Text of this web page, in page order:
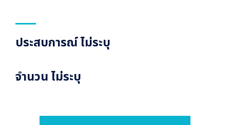
ประสบการณ์ ไม่ระบุ
จำนวน ไม่ระบุ